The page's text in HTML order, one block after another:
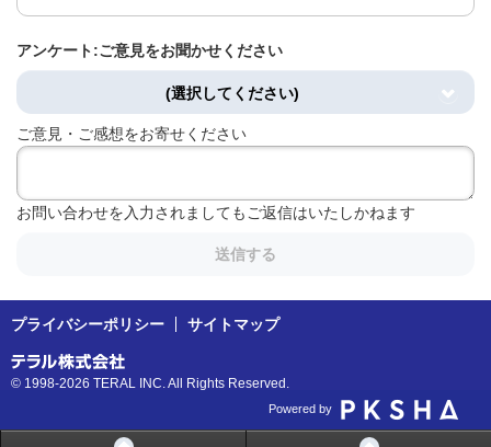
アンケート:ご意見をお聞かせください
(選択してください)
ご意見・ご感想をお寄せください
お問い合わせを入力されましてもご返信はいたしかねます
送信する
プライバシーポリシー サイトマップ
© 1998-2026 TERAL INC. All Rights Reserved.
Powered by